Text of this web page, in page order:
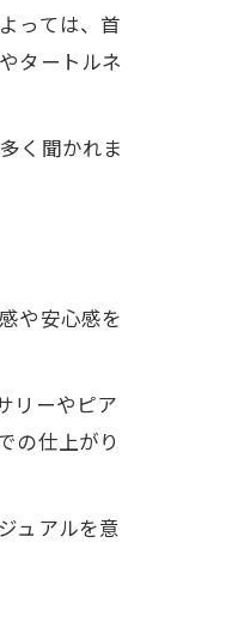
っては、首
タートルネ
く聞かれま
や安心感を
リーやピア
の仕上がり
ュアルを意